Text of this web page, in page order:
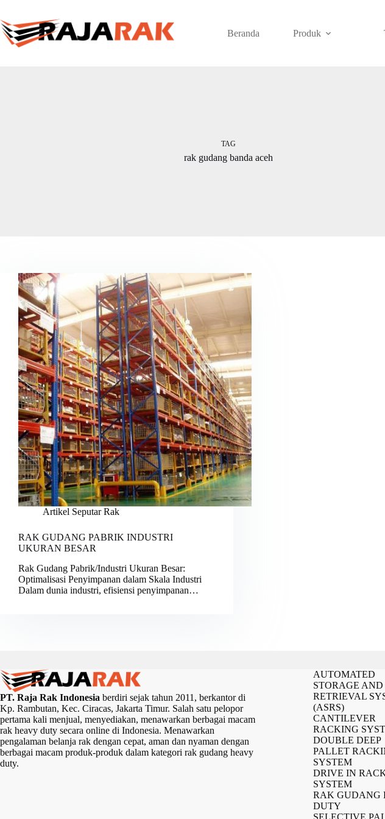
content
Beranda Produk
TAG
rak gudang banda aceh
Artikel Seputar Rak
RAK GUDANG PABRIK INDUSTRI
UKURAN BESAR
Rak Gudang Pabrik/Industri Ukuran Besar:
Optimalisasi Penyimpanan dalam Skala Industri
Dalam dunia industri, efisiensi penyimpanan…
PT. Raja Rak Indonesia berdiri sejak tahun 2011, berkantor di
Kp. Rambutan, Kec. Ciracas, Jakarta Timur. Salah satu pelopor
pertama kali menjual, menyediakan, menawarkan berbagai macam
rak heavy duty secara online di Indonesia. Menawarkan
pengalaman belanja rak dengan cepat, aman dan nyaman dengan
berbagai macam produk-produk dalam kategori rak gudang heavy
duty.
AUTOMATED
STORAGE AND
RETRIEVAL
(ASRS)
CANTILEVER
RACKING
DOUBLE DEEP
PALLET
SYSTEM
DRIVE IN
SYSTEM
RAK GUDANG
DUTY
SELECTIVE